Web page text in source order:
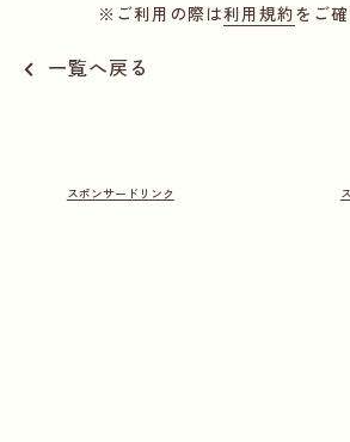
※ご利用の際は利用規約をご
一覧へ戻る